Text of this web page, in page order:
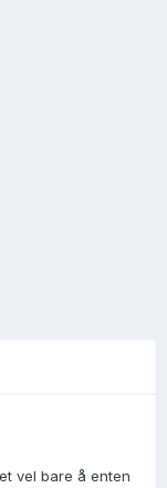
vel bare å enten